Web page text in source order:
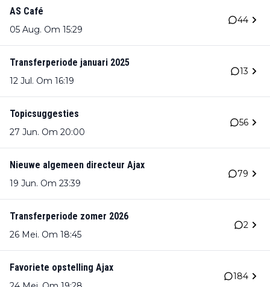
AS Café
05 Aug. Om 15:29
44
Transferperiode januari 2025
12 Jul. Om 16:19
13
Topicsuggesties
27 Jun. Om 20:00
56
Nieuwe algemeen directeur Ajax
19 Jun. Om 23:39
79
Transferperiode zomer 2026
26 Mei. Om 18:45
2
Favoriete opstelling Ajax
184